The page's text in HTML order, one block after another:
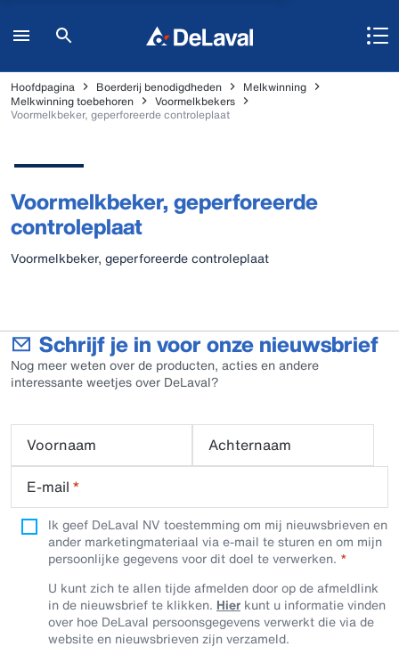
Hoofdpagina Boerderij benodigdheden
Melkwinning
Melkwinning toebehoren
Voormelkbekers
Voormelkbeker, geperforeerde controleplaat
Voormelkbeker, geperforeerde
controleplaat
Voormelkbeker, geperforeerde controleplaat
Schrijf je in voor onze nieuwsbrief
Nog meer weten over de producten, acties en andere
interessante weetjes over DeLaval?
Voornaam
Achternaam
E-mail *
Ik geef DeLaval NV toestemming om mij nieuwsbrieven en
ander marketingmateriaal via e-mail te sturen en om mijn
persoonlijke gegevens voor dit doel te verwerken.
U kunt zich te allen tijde afmelden door op de afmeldlink
in de nieuwsbrief te klikken. Hier kunt u informatie vinden
over hoe DeLaval persoonsgegevens verwerkt die via de
website en nieuwsbrieven zijn verzameld.